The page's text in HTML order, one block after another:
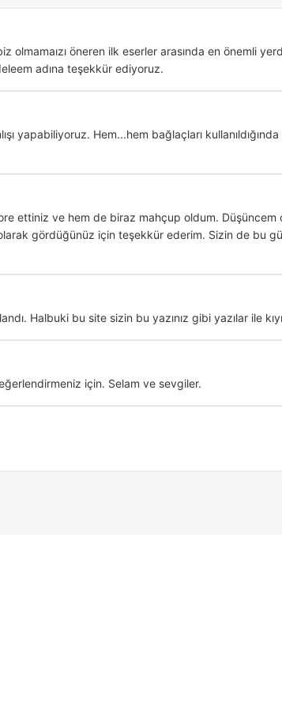
olmamaızı öneren ilk eserler arasında en önemli
adına teşekkür ediyoruz.
yapabiliyoruz. Hem...hem bağlaçları
ettiniz ve hem de biraz mahçup oldum.
gördüğünüz için teşekkür ederim. Sizin de bu
Halbuki bu site sizin bu yazınız gibi yazılar ile
için. Selam ve sevgiler.